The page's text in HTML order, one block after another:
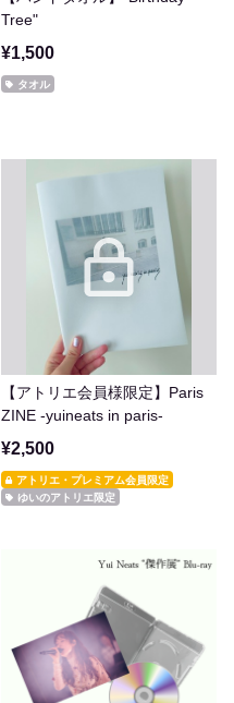
Tree"
¥1,500
タオル
【アトリエ会員様限定】Paris
ZINE -yuineats in paris-
¥2,500
アトリエ・プレミアム会員限定
ゆいのアトリエ限定